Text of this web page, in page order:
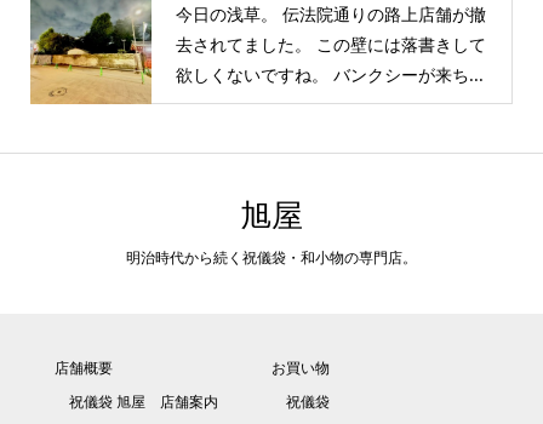
今日の浅草。 伝法院通りの路上店舗が撤
去されてました。 この壁には落書きして
欲しくないですね。 バンクシーが来ち...
旭屋
明治時代から続く祝儀袋・和小物の専門店。
店舗概要
祝儀袋 旭屋 店舗案内
お買い物
祝儀袋